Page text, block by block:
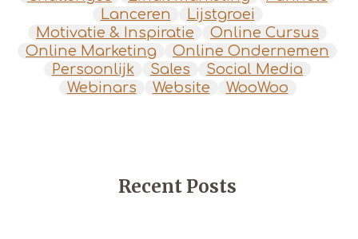
Lanceren
Lijstgroei
Motivatie & Inspiratie
Online Cursus
Online Marketing
Online Ondernemen
Persoonlijk
Sales
Social Media
Webinars
Website WooWoo
Recent Posts